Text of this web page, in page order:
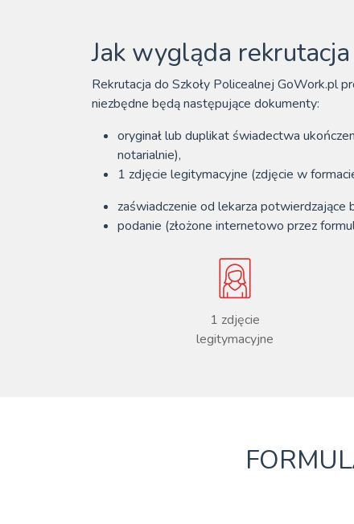
Jak wygląda
Rekrutacja do Szkoły Policealnej GoWork.pl
niezbędne będą następujące dokumenty:
oryginał lub duplikat świadectwa
notarialnie),
1 zdjęcie legitymacyjne (zdjęcie w
zaświadczenie od lekarza potwierdzające
podanie (złożone internetowo przez
1 zdjęcie
legitymacyjne